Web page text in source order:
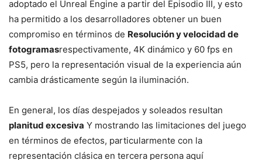
adoptado el Unreal Engine a partir del Episodio III, y esto
ha permitido a los desarrolladores obtener un buen
compromiso en términos de Resolución y velocidad de
fotogramasrespectivamente, 4K dinámico y 60 fps en
PS5, pero la representación visual de la experiencia aún
cambia drásticamente según la iluminación.
En general, los días despejados y soleados resultan
planitud excesiva Y mostrando las limitaciones del juego
en términos de efectos, particularmente con la
representación clásica en tercera persona aquí